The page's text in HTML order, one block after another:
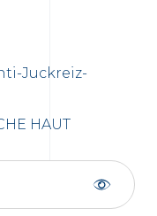
Juckreiz-
HAUT